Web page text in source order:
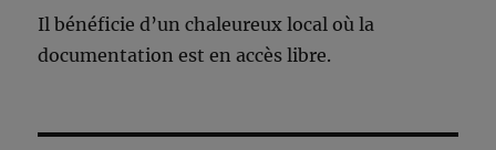
Il bénéficie d’un chaleureux local où la
documentation est en accès libre.